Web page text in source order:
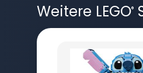
Weitere LEGO®